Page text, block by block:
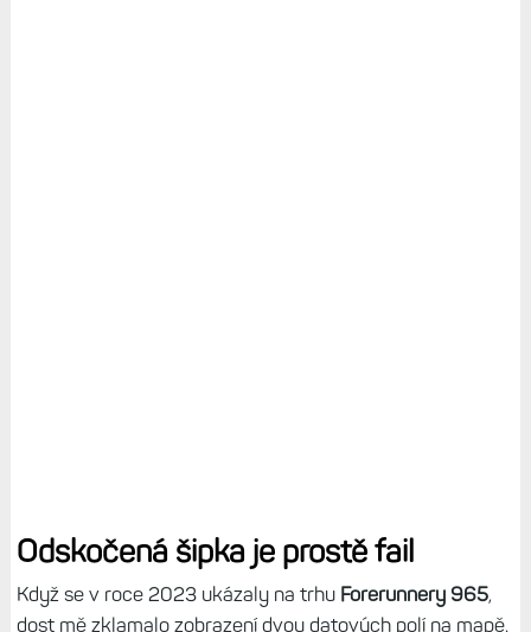
Odskočená šipka je prostě fail
Když se v roce 2023 ukázaly na trhu Forerunnery 965,
dost mě zklamalo zobrazení dvou datových polí na mapě.